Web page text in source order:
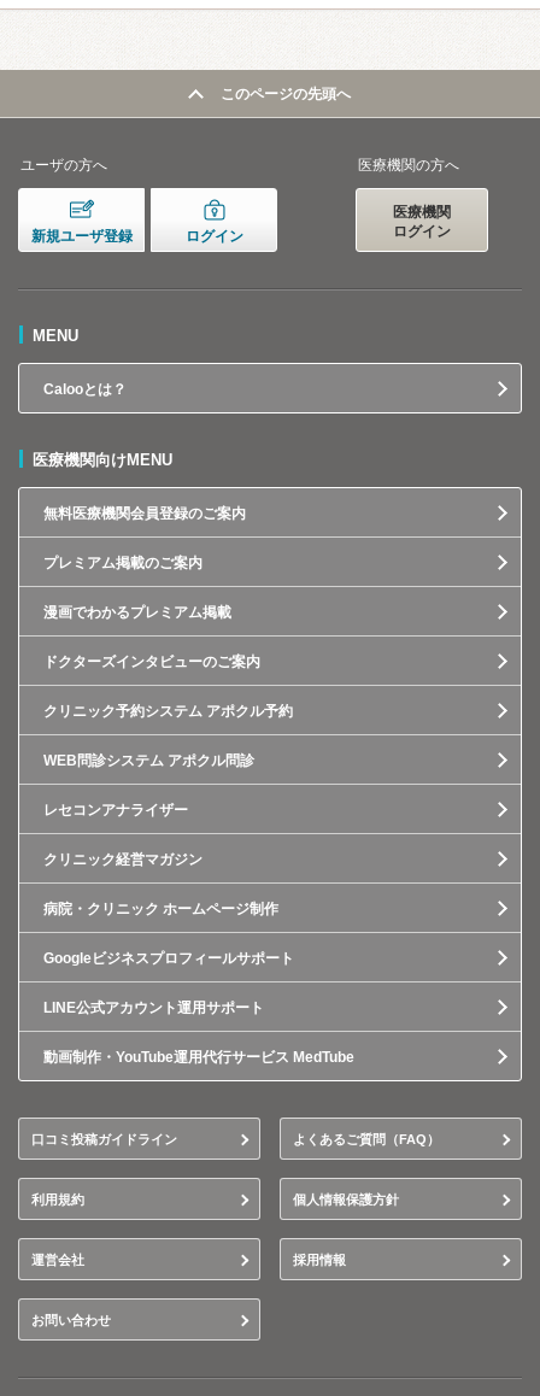
このページの先頭へ
ユーザの方へ
新規ユーザ登録 ログイン
医療機関の方へ
医療機関
ログイン
MENU
Calooとは？
医療機関向けMENU
無料医療機関会員登録のご案内
プレミアム掲載のご案内
漫画でわかるプレミアム掲載
ドクターズインタビューのご案内
クリニック予約システム アポクル予約
WEB問診システム アポクル問診
レセコンアナライザー
クリニック経営マガジン
病院・クリニック ホームページ制作
Googleビジネスプロフィールサポート
LINE公式アカウント運用サポート
動画制作・YouTube運用代行サービス MedTube
口コミ投稿ガイドライン よくあるご質問（FAQ）
利用規約 個人情報保護方針
運営会社 採用情報
お問い合わせ